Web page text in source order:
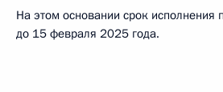
На этом основании срок исполнения
до 15 февраля 2025 года.